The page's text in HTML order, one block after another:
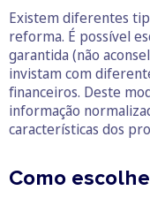
Existem diferentes
reforma. É possível
garantida (não
invistam com
financeiros. Deste
informação
características dos
Como